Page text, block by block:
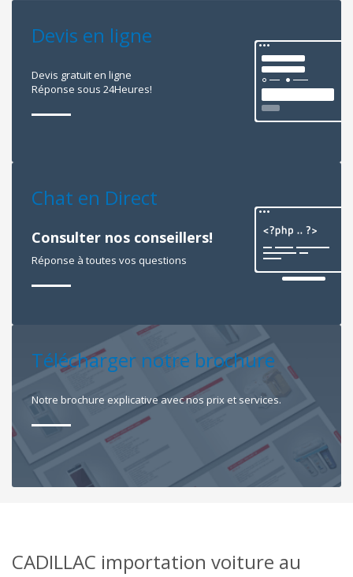
Devis en ligne
Devis gratuit en ligne
Réponse sous 24Heures!
Chat en Direct
Consulter nos conseillers!
Réponse à toutes vos questions
Télécharger notre brochure
Notre brochure explicative avec nos prix et services.
CADILLAC importation voiture au